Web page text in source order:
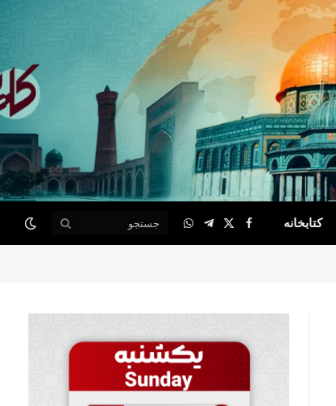
کتابخانه Facebook
X
(Twitter)
Telegram
WhatsApp